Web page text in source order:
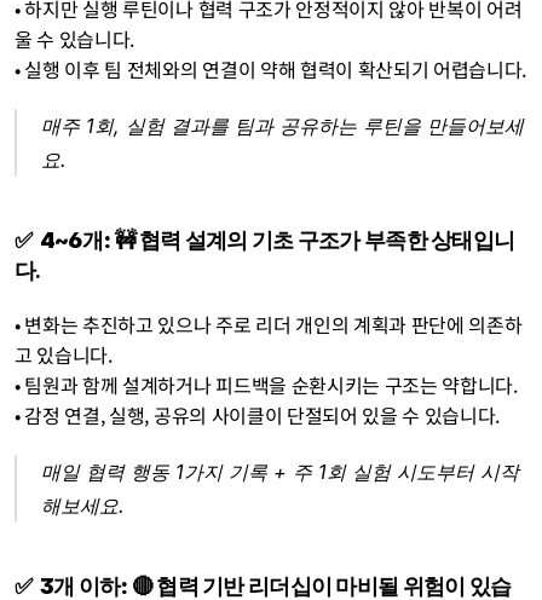
• 하지만 실행 루틴이나 협력 구조가 안정적이지 않아 반복이 어려
울 수 있습니다.
• 실행 이후 팀 전체와의 연결이 약해 협력이 확산되기 어렵습니다.
매주 1회, 실험 결과를 팀과 공유하는 루틴을 만들어보세
요.
✅  4~6개: 🚧 협력 설계의 기초 구조가 부족한 상태입니
다.
• 변화는 추진하고 있으나 주로 리더 개인의 계획과 판단에 의존하
고 있습니다.
• 팀원과 함께 설계하거나 피드백을 순환시키는 구조는 약합니다.
• 감정 연결, 실행, 공유의 사이클이 단절되어 있을 수 있습니다.
매일 협력 행동 1가지 기록 + 주 1회 실험 시도부터 시작
해보세요.
✅  3개 이하: 🔴 협력 기반 리더십이 마비될 위험이 있습